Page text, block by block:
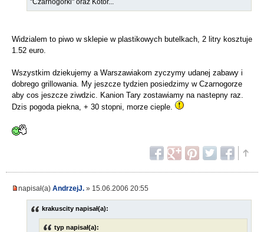
"Czarnogórki" oraz Kotor...
Widzialem to piwo w sklepie w plastikowych butelkach, 2 litry kosztuje
1.52 euro.
Wszystkim dziekujemy a Warszawiakom zyczymy udanej zabawy i
dobrego grillowania. My jeszcze tydzien posiedzimy w Czarnogorze
aby cos jeszcze ziwdzic. Kanion Tary zostawiamy na nastepny raz.
Dzis pogoda piekna, + 30 stopni, morze cieple.
napisał(a) AndrzejJ. » 15.06.2006 20:55
krakuscity napisał(a):
typ napisał(a):